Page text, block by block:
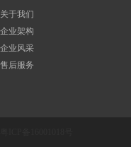
关于我们
企业架构
企业风采
售后服务